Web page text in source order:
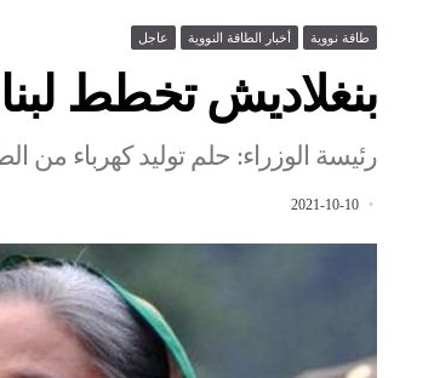
طاقة نووية أخبار الطاقة النووية عاجل
بنغلاديش تخطط
رئيسة الوزراء: حلم توليد كهرباء من
2021-10-10